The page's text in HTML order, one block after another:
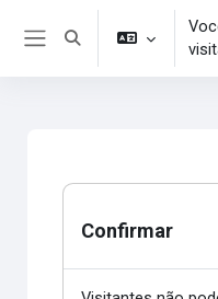
Ir para o conteúdo principal
Alternar entrada de
Confirmar